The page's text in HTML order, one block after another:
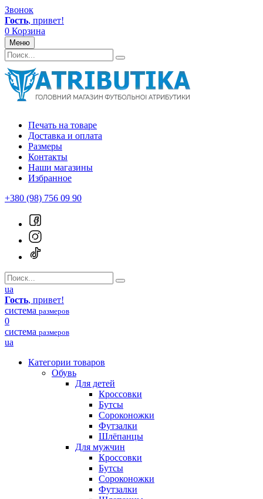
Звонок
Гость, привет!
0 Корзина
Меню
Печать на товаре
Доставка и оплата
Размеры
Контакты
Наши магазины
Избранное
+380 (98) 756 09 90
ua
Гость, привет!
система размеров
0
система размеров
ua
Категории товаров
Обувь
Для детей
Кроссовки
Бутсы
Сороконожки
Футзалки
Шлёпанцы
Для мужчин
Кроссовки
Бутсы
Сороконожки
Футзалки